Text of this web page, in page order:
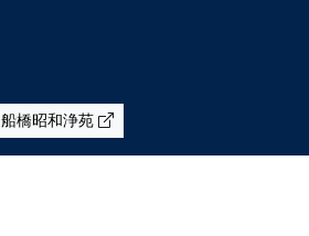
船橋昭和浄苑